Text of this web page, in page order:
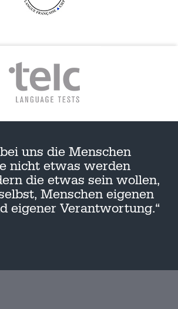
uns die Menschen
nicht etwas werden
die etwas sein wollen,
Menschen eigenen
eigener Verantwortung.“